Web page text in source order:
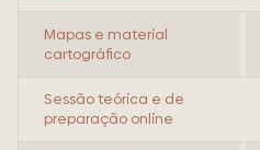
Mapas e material
cartográfico
Sessão teórica e de
preparação online